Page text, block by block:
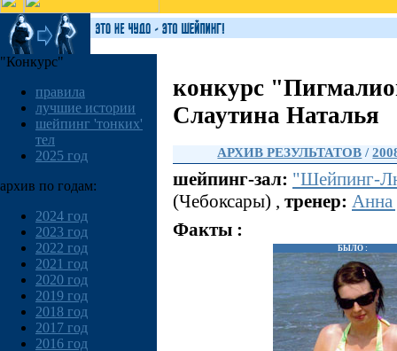
"Конкурс"
правила
лучшие истории
шейпинг 'тонких'
тел
2025 год
архив по годам:
2024 год
2023 год
2022 год
2021 год
2020 год
2019 год
2018 год
2017 год
2016 год
конкурс
Слаутина Наталья
АРХИВ РЕЗУЛЬТАТОВ /
шейпинг-зал: "Шейпинг-
(Чебоксары) , тренер: Анна
Факты :
БЫЛО :